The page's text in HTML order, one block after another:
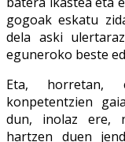
gogoak eskatu
dela aski
eguneroko beste
Eta, horretan,
konpetentzien
dun, inolaz ere,
hartzen duen